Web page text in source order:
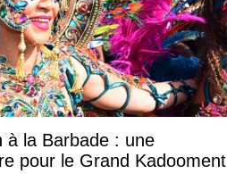
à la Barbade : une
pour le Grand Kadooment